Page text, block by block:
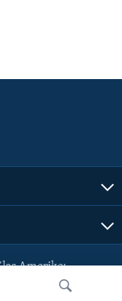
Amerike: